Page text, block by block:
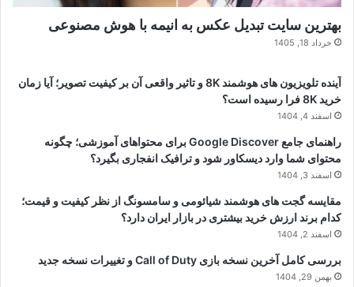
بهترین سایت تبدیل عکس به انیمه با هوش مصنوعی
خرداد 18, 1405
آینده تلویزیون های هوشمند 8K و تاثیر واقعی آن بر کیفیت تصویر؛ آیا زمان
خرید 8K فرا رسیده است؟
اسفند 4, 1404
راهنمای جامع Google Discover برای محتواهای آموزشی؛ چگونه
محتوای شما وارد دیسکاور شود و ترافیک انفجاری بگیرد؟
اسفند 3, 1404
مقایسه گجت های هوشمند شیائومی و سامسونگ از نظر کیفیت و قیمت؛
کدام برند ارزش خرید بیشتری در بازار ایران دارد؟
اسفند 2, 1404
بررسی کامل آخرین نسخه بازی Call of Duty و تغییرات نسخه جدید
بهمن 29, 1404